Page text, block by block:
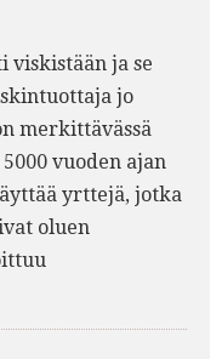
viskistään ja se
jo
merkittävässä
vuoden ajan
yrttejä, jotka
oluen